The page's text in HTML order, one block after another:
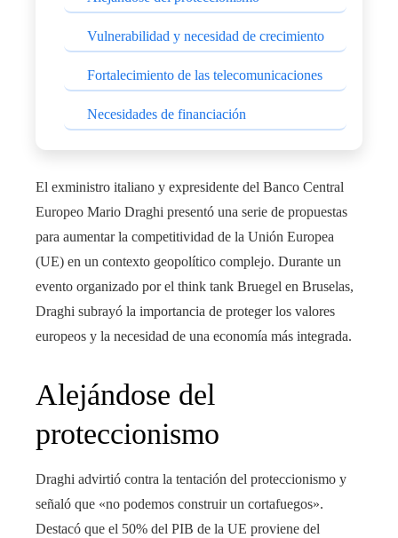
Vulnerabilidad y necesidad de crecimiento
Fortalecimiento de las telecomunicaciones
Necesidades de financiación
El exministro italiano y expresidente del Banco Central
Europeo Mario Draghi presentó una serie de propuestas
para aumentar la competitividad de la Unión Europea
(UE) en un contexto geopolítico complejo. Durante un
evento organizado por el think tank Bruegel en Bruselas,
Draghi subrayó la importancia de proteger los valores
europeos y la necesidad de una economía más integrada.
Alejándose del
proteccionismo
Draghi advirtió contra la tentación del proteccionismo y
señaló que «no podemos construir un cortafuegos».
Destacó que el 50% del PIB de la UE proviene del